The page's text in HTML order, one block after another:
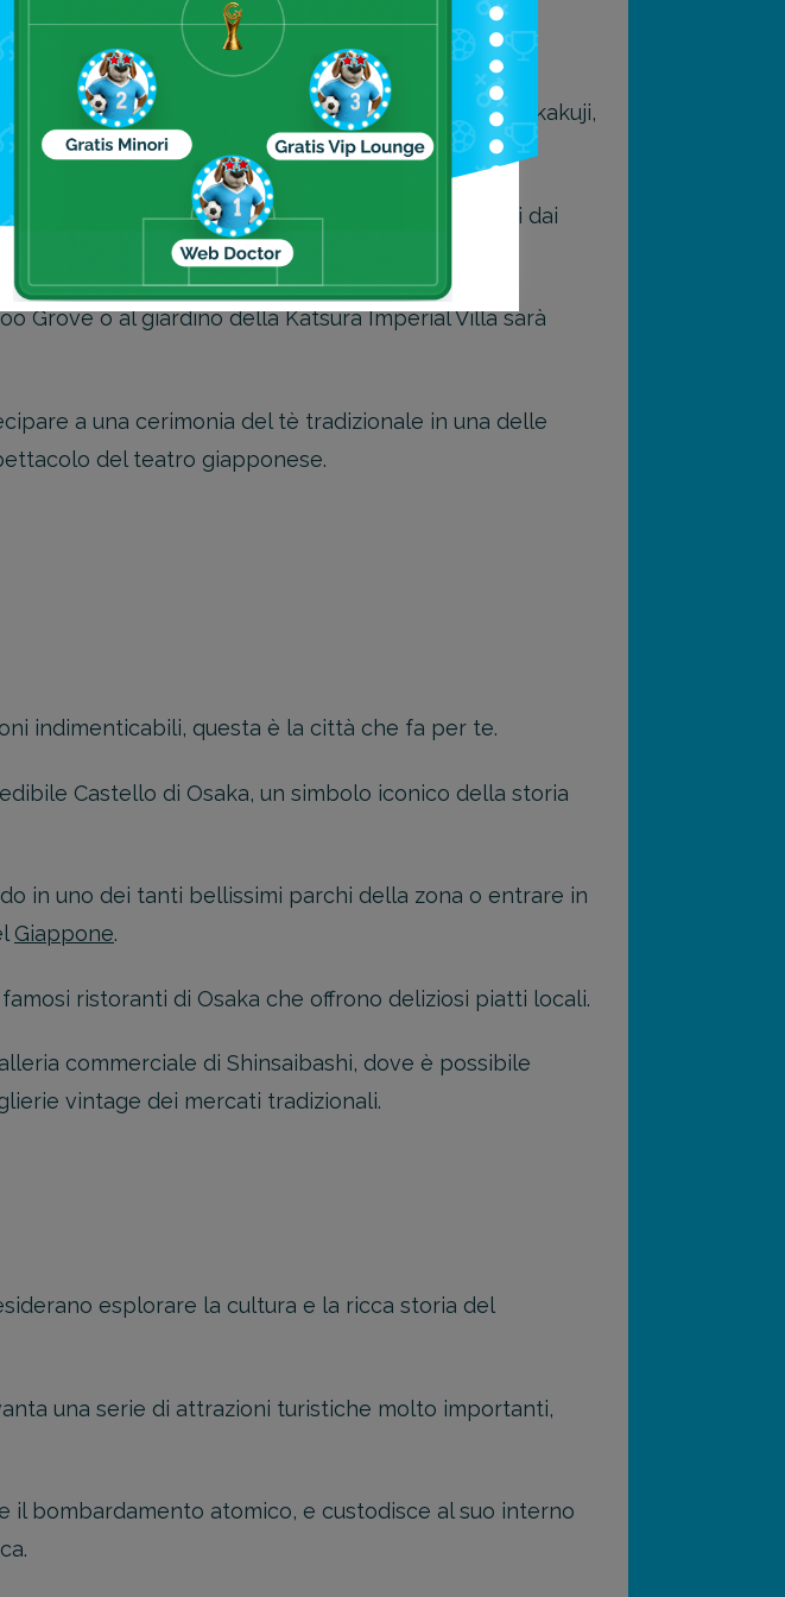
di Kiyomizudera e i pittoreschi giardini di Kinkakuji,
ji e il Tempio Byodoin meritano di essere esplorati dai
Grove o al giardino della Katsura Imperial Villa sarà
a una cerimonia del tè tradizionale in una delle
del teatro giapponese.
indimenticabili, questa è la città che fa per te.
Castello di Osaka, un simbolo iconico della storia
in uno dei tanti bellissimi parchi della zona o entrare in
Giappone.
ristoranti di Osaka che offrono deliziosi piatti locali.
commerciale di Shinsaibashi, dove è possibile
vintage dei mercati tradizionali.
esplorare la cultura e la ricca storia del
una serie di attrazioni turistiche molto importanti,
bombardamento atomico, e custodisce al suo interno